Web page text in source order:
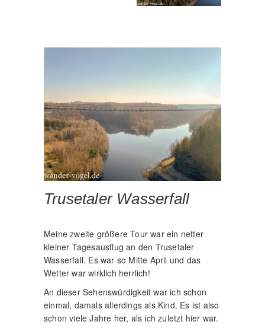
Trusetaler Wasserfall
Meine zweite größere Tour war ein netter
kleiner Tagesausflug an den Trusetaler
Wasserfall. Es war so Mitte April und das
Wetter war wirklich herrlich!
An dieser Sehenswürdigkeit war ich schon
einmal, damals allerdings als Kind. Es ist also
schon viele Jahre her, als ich zuletzt hier war.